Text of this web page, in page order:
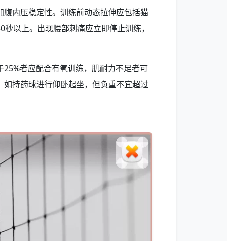
内压稳定性。训练前动态拉伸应包括猫
以上。出现腰部刺痛应立即停止训练，
者应配合有氧训练，肌耐力不足者可
持药球进行仰卧起坐，但负重不宜超过